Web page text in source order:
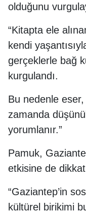
olduğunu
“Kitapta ele
kendi
gerçeklerle bağ
kurgulandı.
Bu nedenle
zamanda
yorumlanır.”
Pamuk,
etkisine de
“Gaziantep’in
kültürel birikimi